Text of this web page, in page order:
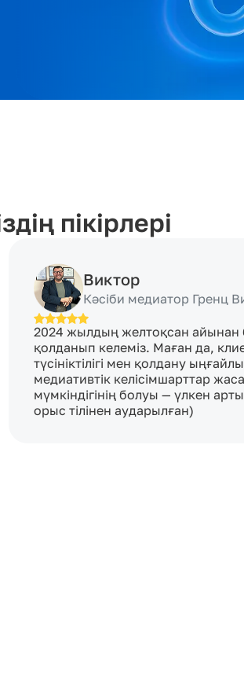
пікірлері
Виктор
Кәсіби медиатор Гренц
2024 жылдың желтоқсан айынан
қолданып келеміз. Маған да,
түсініктілігі мен қолдану
медиативтік келісімшарттар
мүмкіндігінің болуы — үлкен
орыс тілінен аударылған)